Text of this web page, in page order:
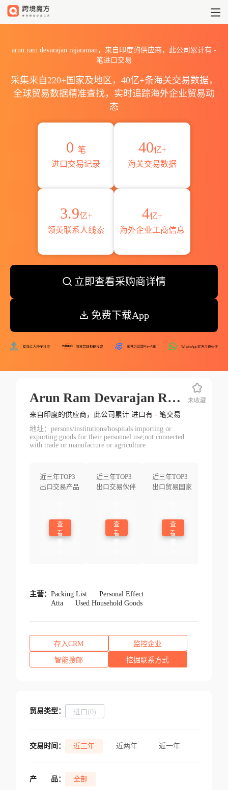
arun ram devarajan rajaraman，来自印度的供应商，此公司累计有 -
笔进口交易
采集来自220+国家及地区，40亿+条海关交易数据，
全球贸易数据精准查找，实时追踪海外企业贸易动
态
0 笔
进口交易记录
40亿+
海关交易数据
3.9亿+
领英联系人线索
4亿+
海外企业工商信息
立即查看采购商详情
免费下载App
Arun Ram Devarajan Rajaraman
来自印度的供应商，此公司累计 进口有 -笔交易
地址：persons/institutions/hospitals importing or
exporting goods for their personnel use,not connected
with trade or manufacture or agriculture
近三年TOP3
出口交易产品
查
看
近三年TOP3
出口交易伙伴
查
看
近三年TOP3
出口贸易国家
查
看
未收藏
主营： Packing List
Personal Effect
Atta
Used Household Goods
存入CRM 监控企业
智能搜邮 挖掘联系方式
贸易类型： 进口(0)
交易时间： 近三年 近两年 近一年
产 品： 全部